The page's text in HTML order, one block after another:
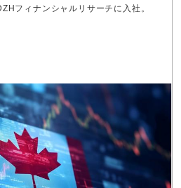
フィナンシャルリサーチに入社。